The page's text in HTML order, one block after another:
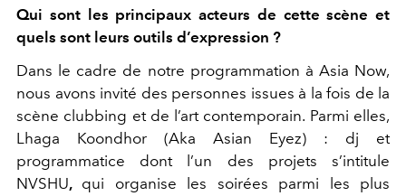
Qui sont les principaux acteurs de cette scène et
quels sont leurs outils d’expression ?
Dans le cadre de notre programmation à Asia Now,
nous avons invité des personnes issues à la fois de la
scène clubbing et de l’art contemporain. Parmi elles,
Lhaga Koondhor (Aka Asian Eyez) : dj et
programmatice dont l’un des projets s’intitule
NVSHU, qui organise les soirées parmi les plus